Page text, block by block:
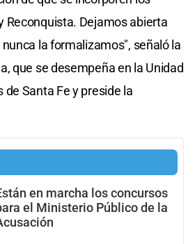
Reconquista. Dejamos abierta
la formalizamos", señaló la
que se desempeña en la Unidad
de Santa Fe y preside la
en marcha los concursos
el Ministerio Público de la